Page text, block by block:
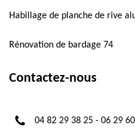
Habillage de planche de rive
Rénovation de bardage 74
Contactez-nous
04 82 29 38 25 - 06 29